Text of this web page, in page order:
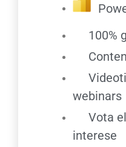
100%
webinars
Vota
interese